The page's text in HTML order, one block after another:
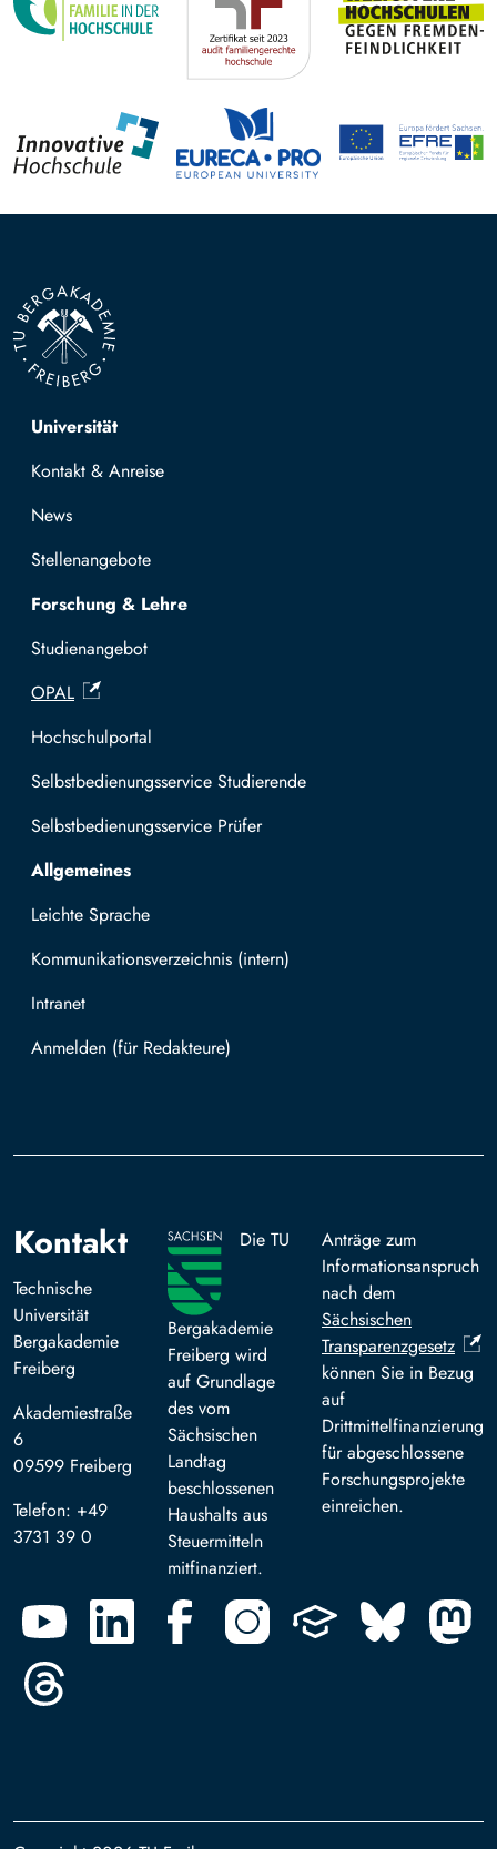
Top navigation
Universität
Kontakt & Anreise
News
Stellenangebote
Forschung & Lehre
Studienangebot
OPAL
Hochschulportal
Selbstbedienungsservice Studierende
Selbstbedienungsservice Prüfer
Allgemeines
Leichte Sprache
Kommunikationsverzeichnis (intern)
Intranet
Mit TUBAF Login anmelden
Kontakt
Technische
Universität
Bergakademie
Freiberg
Akademiestraße
6
09599 Freiberg
Telefon: +49
3731 39 0
Die TU
Bergakademie
Freiberg wird
auf Grundlage
des vom
Sächsischen
Landtag
beschlossenen
Haushalts aus
Steuermitteln
mitfinanziert.
Anträge zum
Informationsanspruch
nach dem
Sächsischen
Transparenzgesetz
können Sie in Bezug
auf
Drittmittelfinanzierung
für abgeschlossene
Forschungsprojekte
einreichen.